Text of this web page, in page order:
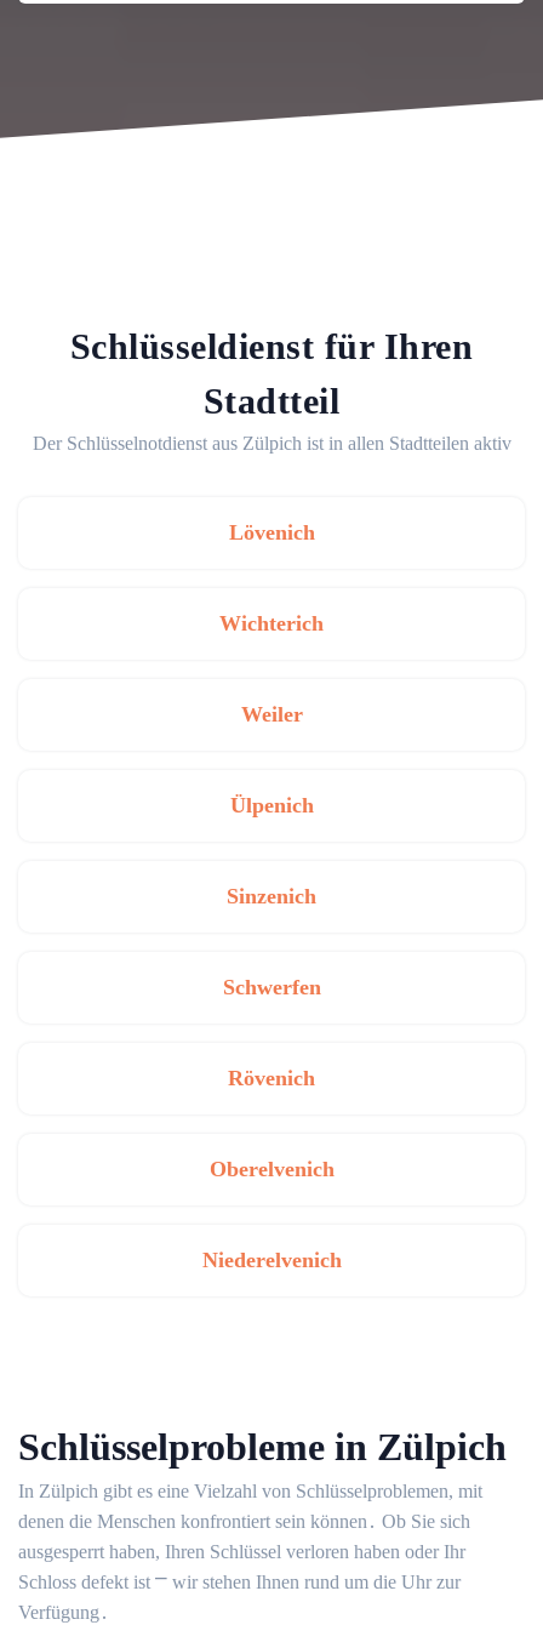
Schlüsseldienst für Ihren
Stadtteil
Der Schlüsselnotdienst aus Zülpich ist in allen Stadtteilen aktiv
Lövenich
Wichterich
Weiler
Ülpenich
Sinzenich
Schwerfen
Rövenich
Oberelvenich
Niederelvenich
Schlüsselprobleme in Zülpich
In Zülpich gibt es eine Vielzahl von Schlüsselproblemen, mit
denen die Menschen konfrontiert sein können․ Ob Sie sich
ausgesperrt haben, Ihren Schlüssel verloren haben oder Ihr
Schloss defekt ist ⎻ wir stehen Ihnen rund um die Uhr zur
Verfügung․